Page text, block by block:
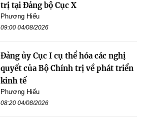
trị tại Đảng bộ Cục X
Phương Hiếu
09:00 04/08/2026
Đảng ủy Cục I cụ thể hóa các nghị
quyết của Bộ Chính trị về phát triển
kinh tế
Phương Hiếu
08:20 04/08/2026